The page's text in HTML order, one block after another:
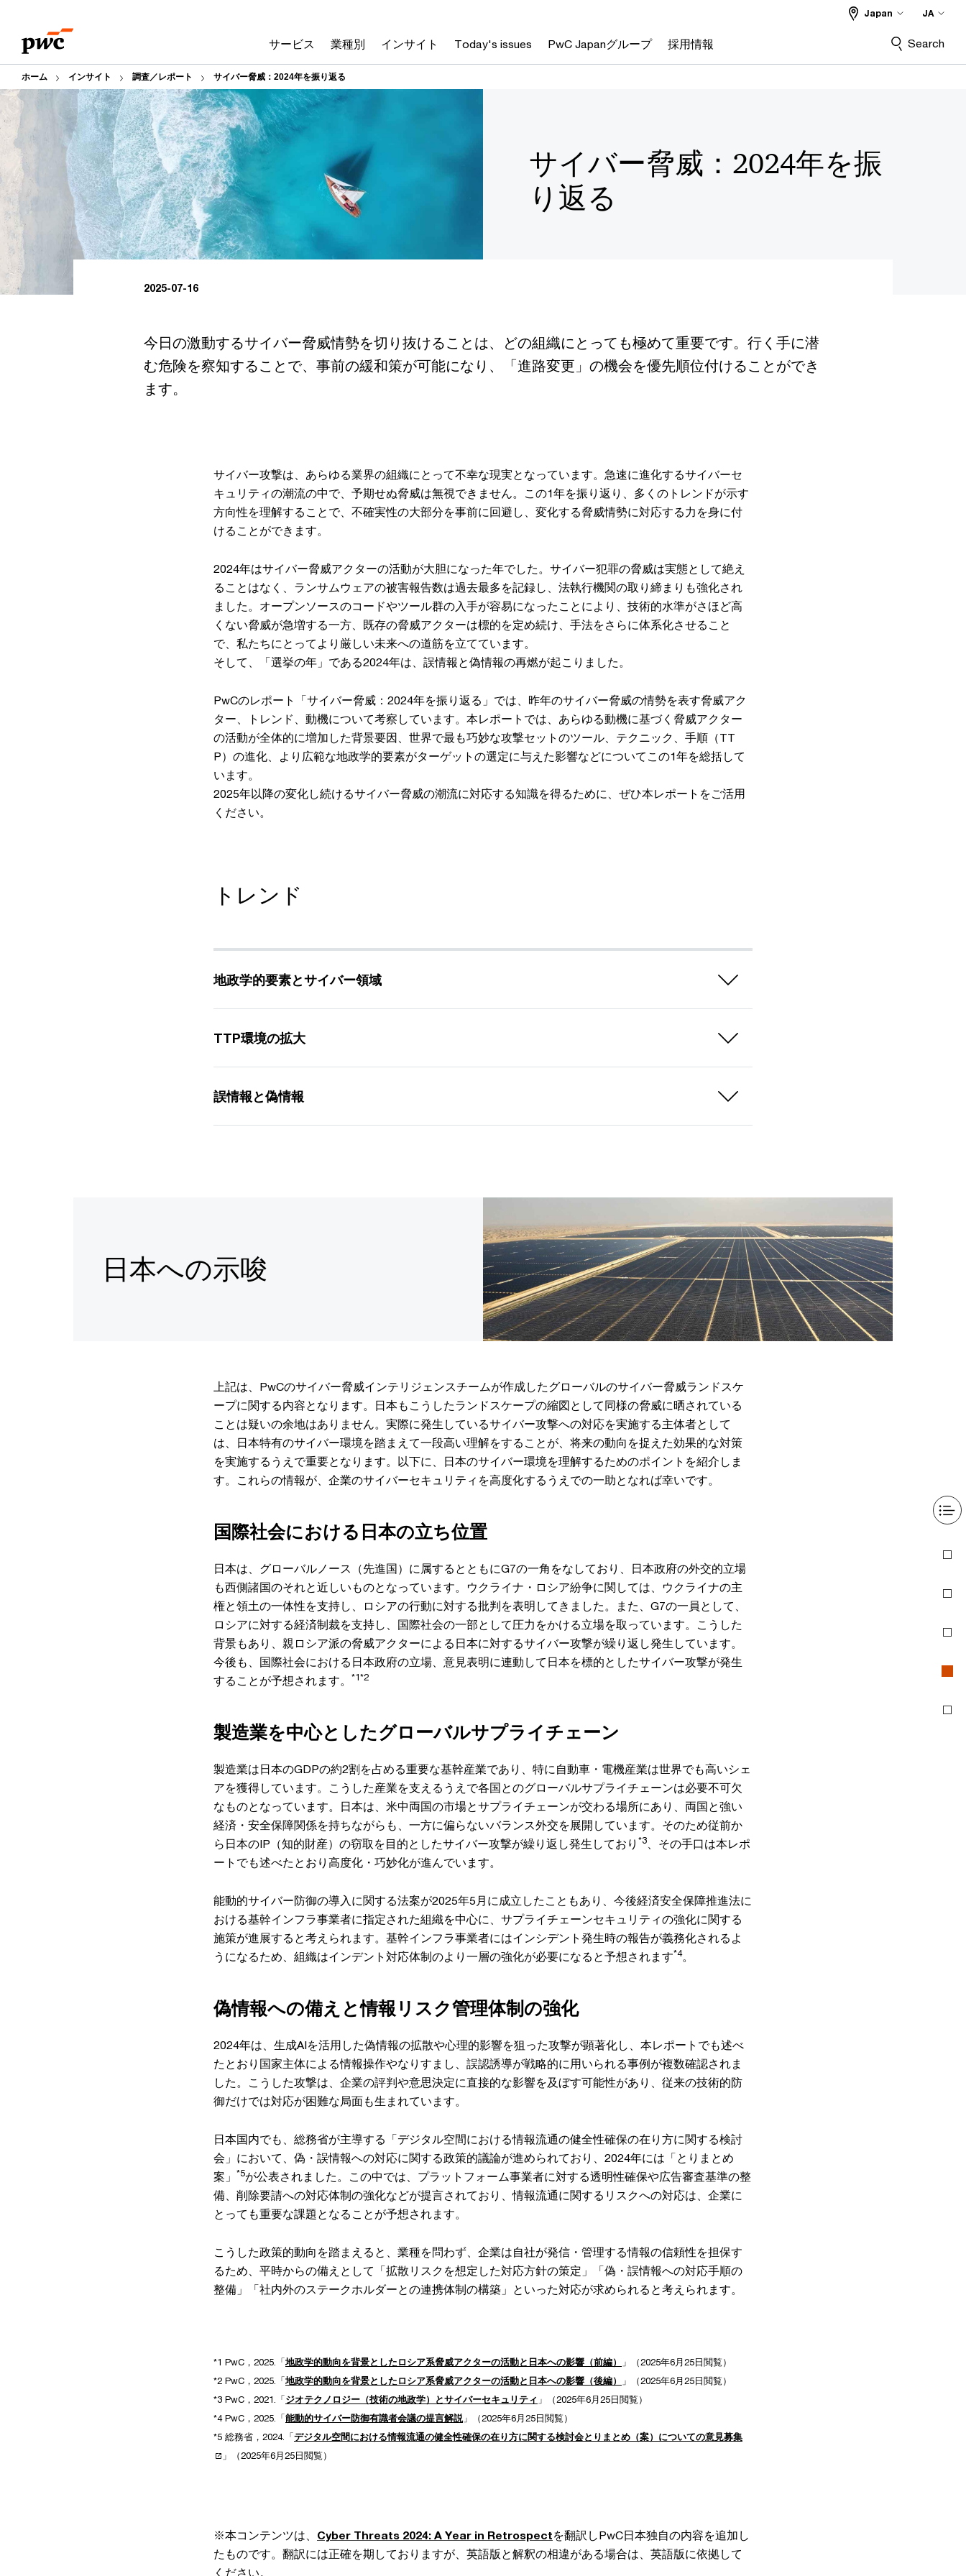
content
footer
サービス 業種別 インサイト Today's issues PwC Japanグループ 採用情報
Japan JA
Search
ホーム インサイト 調査／レポート サイバー脅威：2024年を振り返る
サイバー脅威：2024年を振
り返る
2025-07-16
今日の激動するサイバー脅威情勢を切り抜けることは、どの組織にとっても極めて重要です。行く手に潜
む危険を察知することで、事前の緩和策が可能になり、「進路変更」の機会を優先順位付けることができ
ます。
サイバー攻撃は、あらゆる業界の組織にとって不幸な現実となっています。急速に進化するサイバーセ
キュリティの潮流の中で、予期せぬ脅威は無視できません。この1年を振り返り、多くのトレンドが示す
方向性を理解することで、不確実性の大部分を事前に回避し、変化する脅威情勢に対応する力を身に付
けることができます。
2024年はサイバー脅威アクターの活動が大胆になった年でした。サイバー犯罪の脅威は実態として絶え
ることはなく、ランサムウェアの被害報告数は過去最多を記録し、法執行機関の取り締まりも強化され
ました。オープンソースのコードやツール群の入手が容易になったことにより、技術的水準がさほど高
くない脅威が急増する一方、既存の脅威アクターは標的を定め続け、手法をさらに体系化させること
で、私たちにとってより厳しい未来への道筋を立てています。
そして、「選挙の年」である2024年は、誤情報と偽情報の再燃が起こりました。
PwCのレポート「サイバー脅威：2024年を振り返る」では、昨年のサイバー脅威の情勢を表す脅威アク
ター、トレンド、動機について考察しています。本レポートでは、あらゆる動機に基づく脅威アクター
の活動が全体的に増加した背景要因、世界で最も巧妙な攻撃セットのツール、テクニック、手順（TT
P）の進化、より広範な地政学的要素がターゲットの選定に与えた影響などについてこの1年を総括して
います。
2025年以降の変化し続けるサイバー脅威の潮流に対応する知識を得るために、ぜひ本レポートをご活用
ください。
トレンド
地政学的要素とサイバー領域
TTP環境の拡大
誤情報と偽情報
日本への示唆
上記は、PwCのサイバー脅威インテリジェンスチームが作成したグローバルのサイバー脅威ランドスケ
ープに関する内容となります。日本もこうしたランドスケープの縮図として同様の脅威に晒されている
ことは疑いの余地はありません。実際に発生しているサイバー攻撃への対応を実施する主体者として
は、日本特有のサイバー環境を踏まえて一段高い理解をすることが、将来の動向を捉えた効果的な対策
を実施するうえで重要となります。以下に、日本のサイバー環境を理解するためのポイントを紹介しま
す。これらの情報が、企業のサイバーセキュリティを高度化するうえでの一助となれば幸いです。
国際社会における日本の立ち位置
日本は、グローバルノース（先進国）に属するとともにG7の一角をなしており、日本政府の外交的立場
も西側諸国のそれと近しいものとなっています。ウクライナ・ロシア紛争に関しては、ウクライナの主
権と領土の一体性を支持し、ロシアの行動に対する批判を表明してきました。また、G7の一員として、
ロシアに対する経済制裁を支持し、国際社会の一部として圧力をかける立場を取っています。こうした
背景もあり、親ロシア派の脅威アクターによる日本に対するサイバー攻撃が繰り返し発生しています。
今後も、国際社会における日本政府の立場、意見表明に連動して日本を標的としたサイバー攻撃が発生
することが予想されます。 *1*2
製造業を中心としたグローバルサプライチェーン
製造業は日本のGDPの約2割を占める重要な基幹産業であり、特に自動車・電機産業は世界でも高いシェ
アを獲得しています。こうした産業を支えるうえで各国とのグローバルサプライチェーンは必要不可欠
なものとなっています。日本は、米中両国の市場とサプライチェーンが交わる場所にあり、両国と強い
経済・安全保障関係を持ちながらも、一方に偏らないバランス外交を展開しています。そのため従前か
ら日本のIP（知的財産）の窃取を目的としたサイバー攻撃が繰り返し発生しており *3 、その手口は本レポ
ートでも述べたとおり高度化・巧妙化が進んでいます。
能動的サイバー防御の導入に関する法案が2025年5月に成立したこともあり、今後経済安全保障推進法に
おける基幹インフラ事業者に指定された組織を中心に、サプライチェーンセキュリティの強化に関する
施策が進展すると考えられます。基幹インフラ事業者にはインシデント発生時の報告が義務化されるよ
うになるため、組織はインデント対応体制のより一層の強化が必要になると予想されます*4。
偽情報への備えと情報リスク管理体制の強化
2024年は、生成AIを活用した偽情報の拡散や心理的影響を狙った攻撃が顕著化し、本レポートでも述べ
たとおり国家主体による情報操作やなりすまし、誤認誘導が戦略的に用いられる事例が複数確認されま
した。こうした攻撃は、企業の評判や意思決定に直接的な影響を及ぼす可能性があり、従来の技術的防
御だけでは対応が困難な局面も生まれています。
日本国内でも、総務省が主導する「デジタル空間における情報流通の健全性確保の在り方に関する検討
会」において、偽・誤情報への対応に関する政策的議論が進められており、2024年には「とりまとめ
案」 *5が公表されました。この中では、プラットフォーム事業者に対する透明性確保や広告審査基準の整
備、削除要請への対応体制の強化などが提言されており、情報流通に関するリスクへの対応は、企業に
とっても重要な課題となることが予想されます。
こうした政策的動向を踏まえると、業種を問わず、企業は自社が発信・管理する情報の信頼性を担保す
るため、平時からの備えとして「拡散リスクを想定した対応方針の策定」「偽・誤情報への対応手順の
整備」「社内外のステークホルダーとの連携体制の構築」といった対応が求められると考えられます。
*1 PwC，2025.「地政学的動向を背景としたロシア系脅威アクターの活動と日本への影響（前編）
」（2025年6月25日閲覧）
*2 PwC，2025.「地政学的動向を背景としたロシア系脅威アクターの活動と日本への影響（後編）
」（2025年6月25日閲覧）
*3 PwC，2021.「ジオテクノロジー（技術の地政学）とサイバーセキュリティ 」（2025年6月25日閲覧）
*4 PwC，2025.「能動的サイバー防御有識者会議の提言解説 」（2025年6月25日閲覧）
*5 総務省，2024.「デジタル空間における情報流通の健全性確保の在り方に関する検討会とりまとめ（案）についての意見募集
」（2025年6月25日閲覧）
※本コンテンツは、 Cyber Threats 2024: A Year in Retrospectを翻訳しPwC日本独自の内容を追加し
たものです。翻訳には正確を期しておりますが、英語版と解釈の相違がある場合は、英語版に依拠して
ください。